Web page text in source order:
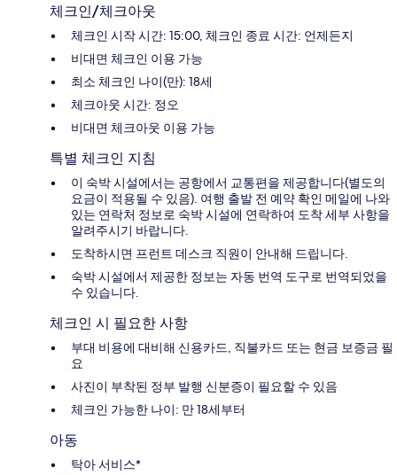
체크인/체크아웃
체크인 시작 시간: 15:00, 체크인 종료 시간: 언제든지
비대면 체크인 이용 가능
최소 체크인 나이(만): 18세
체크아웃 시간: 정오
비대면 체크아웃 이용 가능
특별 체크인 지침
이 숙박 시설에서는 공항에서 교통편을 제공합니다(별도의
요금이 적용될 수 있음). 여행 출발 전 예약 확인 메일에 나와
있는 연락처 정보로 숙박 시설에 연락하여 도착 세부 사항을
알려주시기 바랍니다.
도착하시면 프런트 데스크 직원이 안내해 드립니다.
숙박 시설에서 제공한 정보는 자동 번역 도구로 번역되었을
수 있습니다.
체크인 시 필요한 사항
부대 비용에 대비해 신용카드, 직불카드 또는 현금 보증금 필
요
사진이 부착된 정부 발행 신분증이 필요할 수 있음
체크인 가능한 나이: 만 18세부터
아동
탁아 서비스*